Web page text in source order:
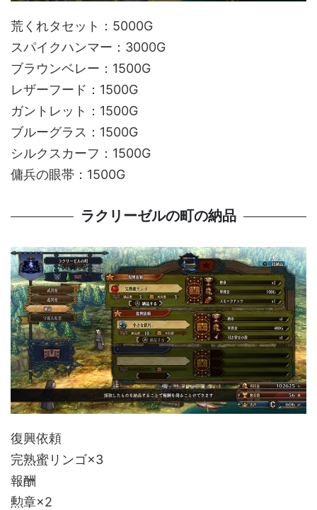
荒くれタセット：5000G
スパイクハンマー：3000G
ブラウンベレー：1500G
レザーフード：1500G
ガントレット：1500G
ブルーグラス：1500G
シルクスカーフ：1500G
傭兵の眼帯：1500G
ラクリーゼルの町の納品
復興依頼
完熟蜜リンゴ×3
報酬
勲章×2